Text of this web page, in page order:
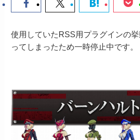
使用していたRSS用プラグインの
ってしまったため一時停止中です。